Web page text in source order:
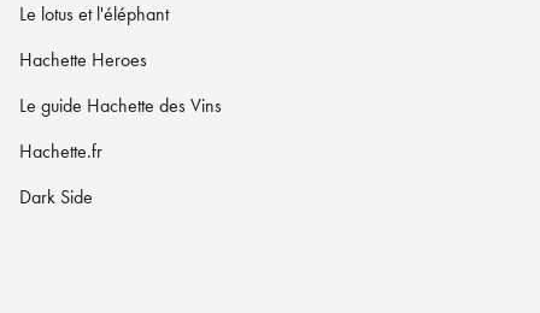
Le lotus et l'éléphant
Hachette Heroes
Le guide Hachette des Vins
Hachette.fr
Dark Side